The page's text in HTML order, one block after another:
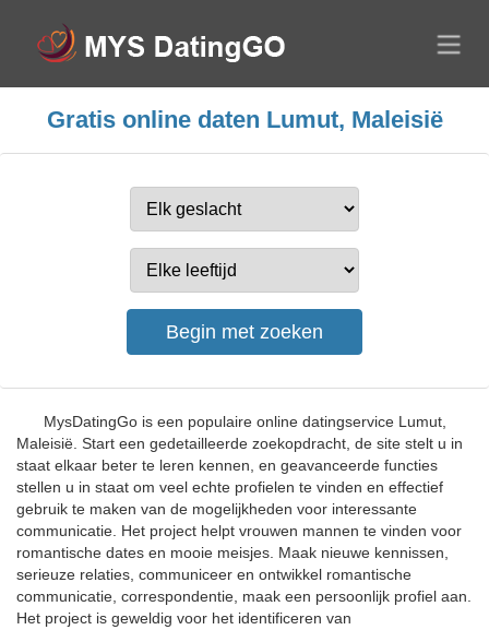
Gratis online daten Lumut, Maleisië
MysDatingGo is een populaire online datingservice Lumut,
Maleisië. Start een gedetailleerde zoekopdracht, de site stelt u in
staat elkaar beter te leren kennen, en geavanceerde functies
stellen u in staat om veel echte profielen te vinden en effectief
gebruik te maken van de mogelijkheden voor interessante
communicatie. Het project helpt vrouwen mannen te vinden voor
romantische dates en mooie meisjes. Maak nieuwe kennissen,
serieuze relaties, communiceer en ontwikkel romantische
communicatie, correspondentie, maak een persoonlijk profiel aan.
Het project is geweldig voor het identificeren van